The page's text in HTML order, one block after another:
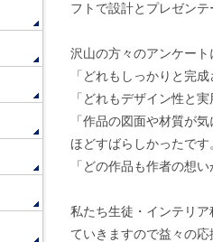
フトで設計とプレゼン
沢山の方々のアンケート
「どれもしっかりと完
「どれもデザイン性と
「作品の図面や材質が
ほどすばらしかったで
「どの作品も作者の想
私たち生徒・インテリ
ていきますので益々の